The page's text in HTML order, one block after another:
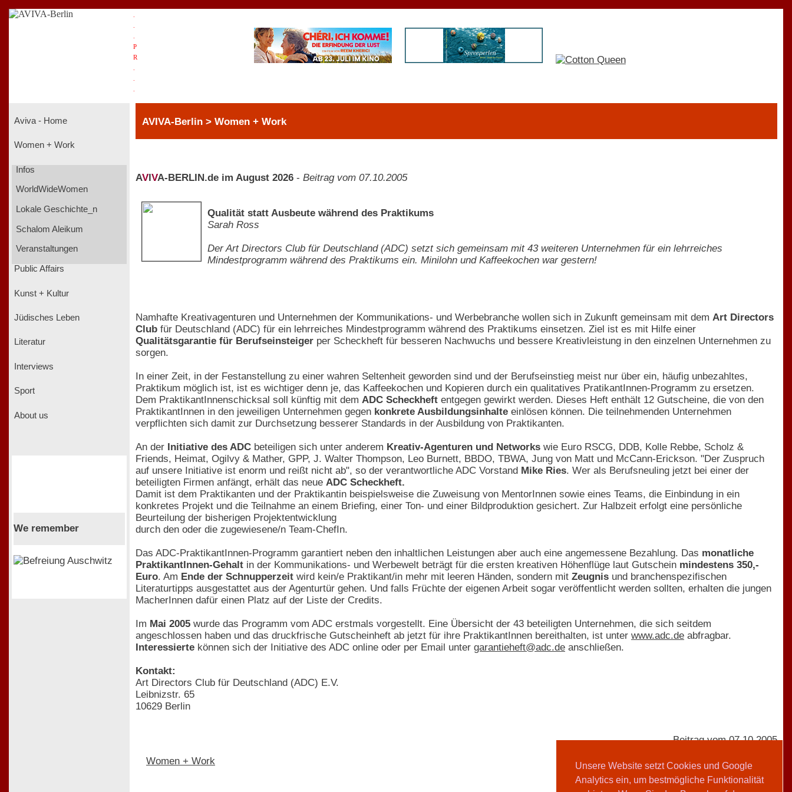
Unsere Website setzt Cookies und Google
Analytics ein, um bestmögliche Funktionalität
P
R
Aviva - Home
Women + Work
Infos
WorldWideWomen
Lokale Geschichte_n
Schalom Aleikum
Veranstaltungen
Public Affairs
Kunst + Kultur
Jüdisches Leben
Literatur
Interviews
Sport
About us
We remember
AVIVA-Berlin > Women + Work
AV VA-BERLIN.de im August 2026 - Beitrag vom 07.10.2005
Qualität statt Ausbeute während des Praktikums
Sarah Ross
Der Art Directors Club für Deutschland (ADC) setzt sich gemeinsam mit 43 weiteren Unternehmen für ein lehrreiches
Mindestprogramm während des Praktikums ein. Minilohn und Kaffeekochen war gestern!
Namhafte Kreativagenturen und Unternehmen der Kommunikations- und Werbebranche wollen sich in Zukunft gemeinsam mit dem Art Directors
Club für Deutschland (ADC) für ein lehrreiches Mindestprogramm während des Praktikums einsetzen. Ziel ist es mit Hilfe einer
Qualitätsgarantie für Berufseinsteiger per Scheckheft für besseren Nachwuchs und bessere Kreativleistung in den einzelnen Unternehmen zu
sorgen.
In einer Zeit, in der Festanstellung zu einer wahren Seltenheit geworden sind und der Berufseinstieg meist nur über ein, häufig unbezahltes,
Praktikum möglich ist, ist es wichtiger denn je, das Kaffeekochen und Kopieren durch ein qualitatives PratikantInnen-Programm zu ersetzen.
Dem PraktikantInnenschicksal soll künftig mit dem ADC Scheckheft entgegen gewirkt werden. Dieses Heft enthält 12 Gutscheine, die von den
PraktikantInnen in den jeweiligen Unternehmen gegen konkrete Ausbildungsinhalte einlösen können. Die teilnehmenden Unternehmen
verpflichten sich damit zur Durchsetzung besserer Standards in der Ausbildung von Praktikanten.
An der Initiative des ADC beteiligen sich unter anderem Kreativ-Agenturen und Networks wie Euro RSCG, DDB, Kolle Rebbe, Scholz &
Friends, Heimat, Ogilvy & Mather, GPP, J. Walter Thompson, Leo Burnett, BBDO, TBWA, Jung von Matt und McCann-Erickson. "Der Zuspruch
auf unsere Initiative ist enorm und reißt nicht ab", so der verantwortliche ADC Vorstand Mike Ries. Wer als Berufsneuling jetzt bei einer der
beteiligten Firmen anfängt, erhält das neue ADC Scheckheft.
Damit ist dem Praktikanten und der Praktikantin beispielsweise die Zuweisung von MentorInnen sowie eines Teams, die Einbindung in ein
konkretes Projekt und die Teilnahme an einem Briefing, einer Ton- und einer Bildproduktion gesichert. Zur Halbzeit erfolgt eine persönliche
Beurteilung der bisherigen Projektentwicklung
durch den oder die zugewiesene/n Team-ChefIn.
Das ADC-PraktikantInnen-Programm garantiert neben den inhaltlichen Leistungen aber auch eine angemessene Bezahlung. Das monatliche
PraktikantInnen-Gehalt in der Kommunikations- und Werbewelt beträgt für die ersten kreativen Höhenflüge laut Gutschein mindestens 350,-
Euro. Am Ende der Schnupperzeit wird kein/e Praktikant/in mehr mit leeren Händen, sondern mit Zeugnis und branchenspezifischen
Literaturtipps ausgestattet aus der Agenturtür gehen. Und falls Früchte der eigenen Arbeit sogar veröffentlicht werden sollten, erhalten die jungen
MacherInnen dafür einen Platz auf der Liste der Credits.
Im Mai 2005 wurde das Programm vom ADC erstmals vorgestellt. Eine Übersicht der 43 beteiligten Unternehmen, die sich seitdem
angeschlossen haben und das druckfrische Gutscheinheft ab jetzt für ihre PraktikantInnen bereithalten, ist unter www.adc.de abfragbar.
Interessierte können sich der Initiative des ADC online oder per Email unter garantieheft@adc.de anschließen.
Kontakt:
Art Directors Club für Deutschland (ADC) E.V.
Leibnizstr. 65
10629 Berlin
Women + Work
Beitrag vom 07.10.2005